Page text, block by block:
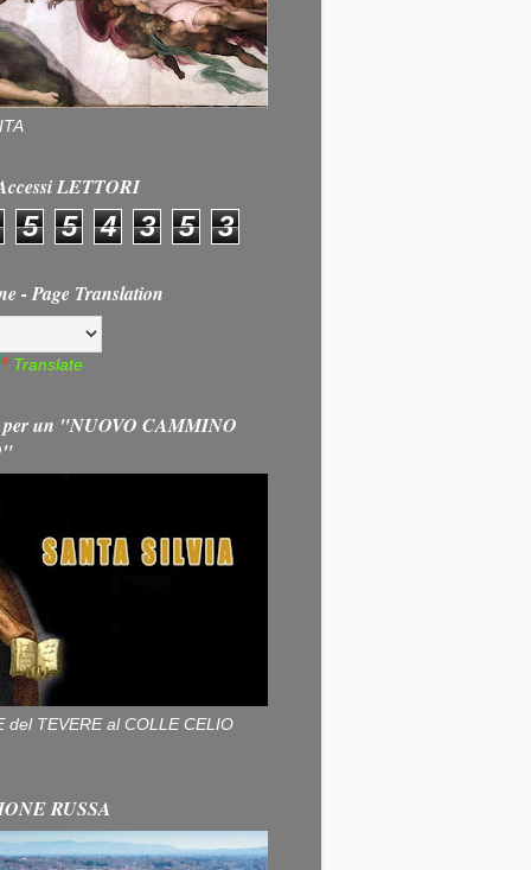
LETTORI
5 5 4 3 5 3
- Page Translation
Translate
per un "NUOVO CAMMINO
del TEVERE al COLLE CELIO
RUSSA